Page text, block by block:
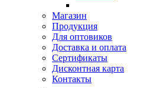
Магазин
Продукция
Для оптовиков
Доставка и оплата
Сертификаты
Дисконтная карта
Контакты